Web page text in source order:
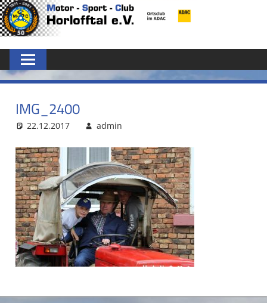
Zum
Inhalt
MSC
HORLOFFTAL
E.V.
IMG_2400
22.12.2017 admin